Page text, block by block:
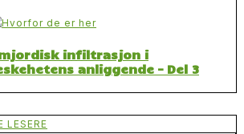
infiltrasjon i
anliggende – Del 3
LESERE